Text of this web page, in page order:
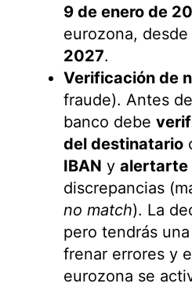
9 de enero de
eurozona, desde
2027.
Verificación de
fraude). Antes
banco debe
del destinatario
IBAN y alertarte
discrepancias
no match). La
pero tendrás una
frenar errores y
eurozona se